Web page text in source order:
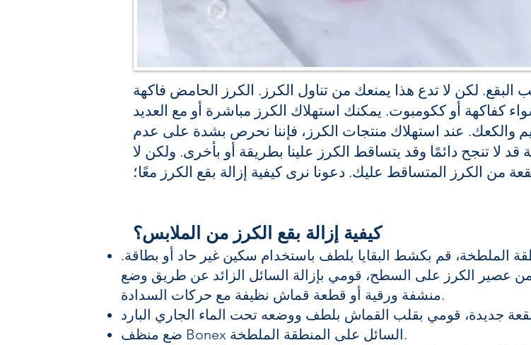
البقع. لكن لا تدع هذا يمنعك من تناول الكرز. الكرز الحامض فاكهة
كفاكهة أو ككومبوت. يمكنك استهلاك الكرز مباشرة أو مع العديد
والكعك. عند استهلاك منتجات الكرز، فإننا نحرص بشدة على عدم
قد لا تنجح دائمًا وقد يتساقط الكرز علينا بطريقة أو بأخرى. ولكن لا
من الكرز المتساقط عليك. دعونا نرى كيفية إزالة بقع الكرز معًا؛
كيفية إزالة بقع الكرز من الملابس؟
الملطخة، قم بكشط البقايا بلطف باستخدام سكين غير حاد أو بطاقة.
من عصير الكرز على السطح، قومي بإزالة السائل الزائد عن طريق وضع
منشفة ورقية أو قطعة قماش نظيفة مع حركات السدادة.
ضع منظف Bonex السائل على المنطقة الملطخة.